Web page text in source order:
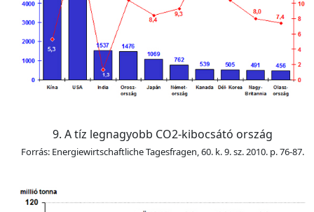
9. A tíz legnagyobb CO2-kibocsátó ország
Forrás: Energiewirtschaftliche Tagesfragen, 60. k. 9. sz. 2010. p. 76-87.